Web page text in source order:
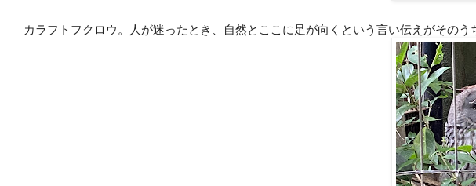
カラフトフクロウ。人が迷ったとき、自然とここに足が向くという言い伝えがそのう